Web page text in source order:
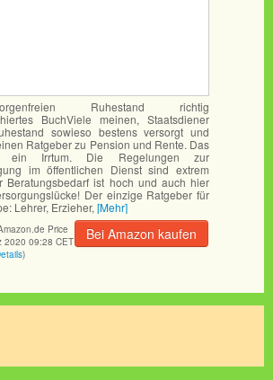
Ruhestand richtig
BuchViele meinen, Staatsdiener
sowieso bestens versorgt und
Ratgeber zu Pension und Rente. Das
ein Irrtum. Die Regelungen zur
im öffentlichen Dienst sind extrem
Beratungsbedarf ist hoch und auch hier
Der einzige Ratgeber für
Lehrer, Erzieher, [Mehr]
Bei Amazon kaufen
Price
2020 09:28 CET
)